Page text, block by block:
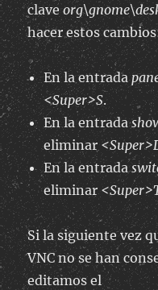
clave
hacer estos
En la entrada
<Super>S.
En la entrada
eliminar
En la entrada
eliminar
Si la siguiente vez
VNC no se han
editamos el